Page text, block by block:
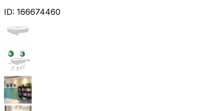
ID: 166674460